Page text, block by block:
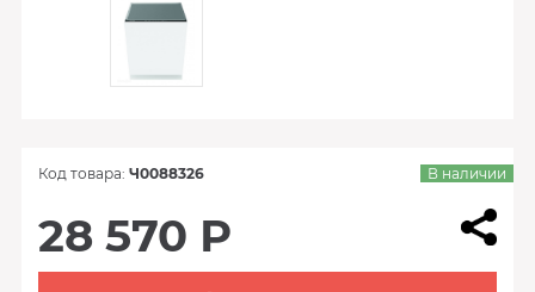
Код товара: Ч0088326 В наличии
28 570 Р